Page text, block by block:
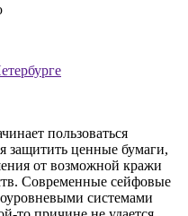
пользоваться
защитить ценные бумаги,
от возможной кражи
Современные сейфовые
системами